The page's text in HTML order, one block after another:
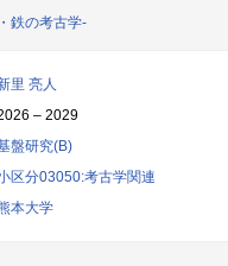
鉄の考古学-
里 亮人
– 2029
盤研究(B)
区分03050:考古学関連
本大学